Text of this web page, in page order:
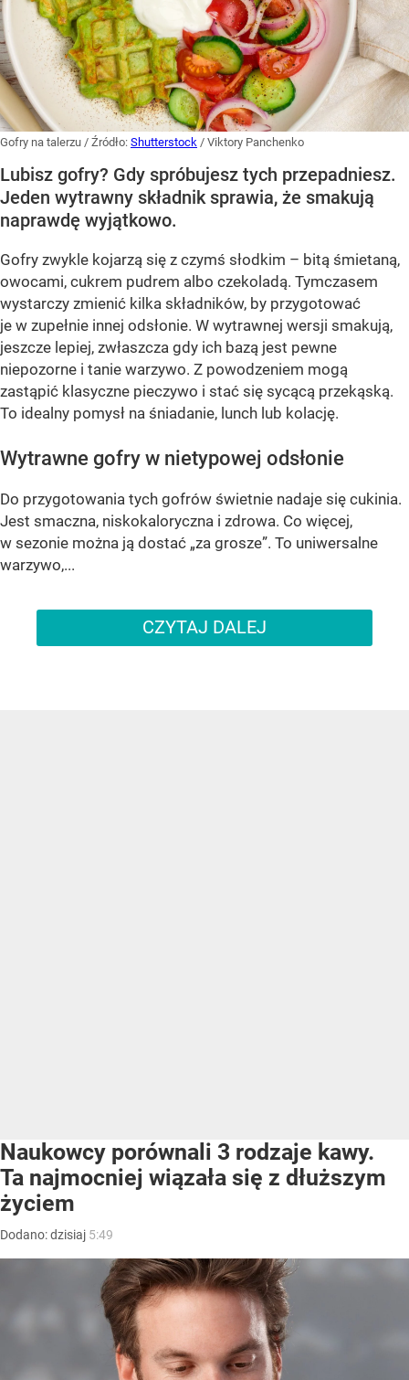
Gofry na talerzu / Źródło: Shutterstock / Viktory Panchenko
Lubisz gofry? Gdy spróbujesz tych przepadniesz.
Jeden wytrawny składnik sprawia, że smakują
naprawdę wyjątkowo.
Gofry zwykle kojarzą się z czymś słodkim – bitą śmietaną,
owocami, cukrem pudrem albo czekoladą. Tymczasem
wystarczy zmienić kilka składników, by przygotować
je w zupełnie innej odsłonie. W wytrawnej wersji smakują,
jeszcze lepiej, zwłaszcza gdy ich bazą jest pewne
niepozorne i tanie warzywo. Z powodzeniem mogą
zastąpić klasyczne pieczywo i stać się sycącą przekąską.
To idealny pomysł na śniadanie, lunch lub kolację.
Wytrawne gofry w nietypowej odsłonie
Do przygotowania tych gofrów świetnie nadaje się cukinia.
Jest smaczna, niskokaloryczna i zdrowa. Co więcej,
w sezonie można ją dostać „za grosze”. To uniwersalne
warzywo,...
CZYTAJ DALEJ
Naukowcy porównali 3 rodzaje kawy.
Ta najmocniej wiązała się z dłuższym
życiem
Dodano:dzisiaj 5:49